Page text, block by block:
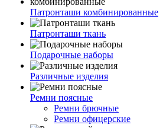
Патронташи комбинированные
Патронташи ткань
Подарочные наборы
Различные изделия
Ремни поясные
Ремни брючные
Ремни офицерские